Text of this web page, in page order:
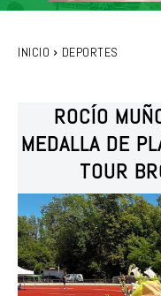
INICIO DEPORTES
ROCÍO
MEDALLA DE
TOUR